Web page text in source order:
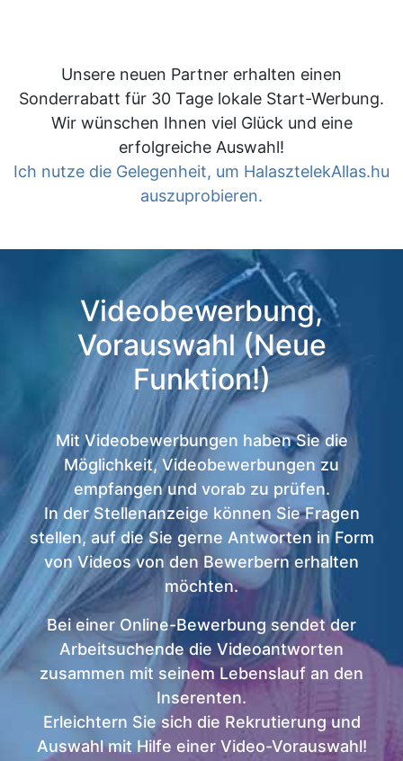
Unsere neuen Partner erhalten einen
Sonderrabatt für 30 Tage lokale Start-Werbung.
Wir wünschen Ihnen viel Glück und eine
erfolgreiche Auswahl!
Ich nutze die Gelegenheit, um HalasztelekAllas.hu
auszuprobieren.
Videobewerbung,
Vorauswahl (Neue
Funktion!)
Mit Videobewerbungen haben Sie die
Möglichkeit, Videobewerbungen zu
empfangen und vorab zu prüfen.
In der Stellenanzeige können Sie Fragen
stellen, auf die Sie gerne Antworten in Form
von Videos von den Bewerbern erhalten
möchten.
Bei einer Online-Bewerbung sendet der
Arbeitsuchende die Videoantworten
zusammen mit seinem Lebenslauf an den
Inserenten.
Erleichtern Sie sich die Rekrutierung und
Auswahl mit Hilfe einer Video-Vorauswahl!